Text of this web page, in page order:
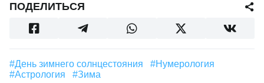
ПОДЕЛИТЬСЯ
#День зимнего солнцестояния
#нумерология
#Астрология
#зима